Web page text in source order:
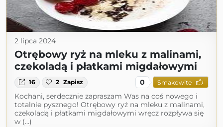
2 lipca 2024
Otrębowy ryż na mleku z malinami,
czekoladą i płatkami migdałowymi
16 2 Zapisz 0 Smakowite
Kochani, serdecznie zapraszam Was na coś nowego i
totalnie pysznego! Otrębowy ryż na mleku z malinami,
czekoladą i płatkami migdałowymi wręcz rozpływa się
w (...)